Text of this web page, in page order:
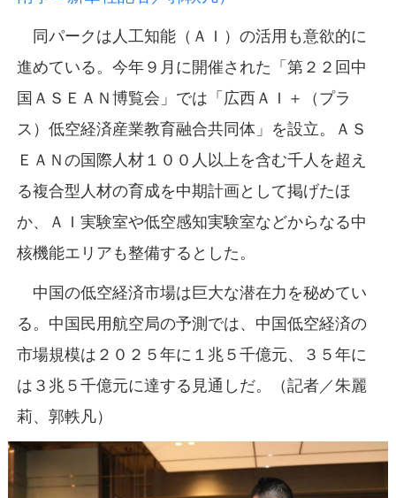
同パークは人工知能（ＡＩ）の活用も意欲的に
進めている。今年９月に開催された「第２２回中
国ＡＳＥＡＮ博覧会」では「広西ＡＩ＋（プラ
ス）低空経済産業教育融合共同体」を設立。ＡＳ
ＥＡＮの国際人材１００人以上を含む千人を超え
る複合型人材の育成を中期計画として掲げたほ
か、ＡＩ実験室や低空感知実験室などからなる中
核機能エリアも整備するとした。
中国の低空経済市場は巨大な潜在力を秘めてい
る。中国民用航空局の予測では、中国低空経済の
市場規模は２０２５年に１兆５千億元、３５年に
は３兆５千億元に達する見通しだ。（記者／朱麗
莉、郭軼凡）